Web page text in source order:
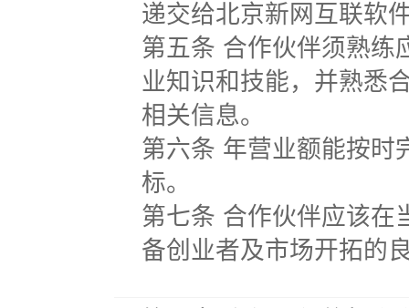
递交给北京新网互联软
第五条 合作伙伴须熟练
业知识和技能，并熟悉
相关信息。
第六条 年营业额能按时
标。
第七条 合作伙伴应该在
备创业者及市场开拓的